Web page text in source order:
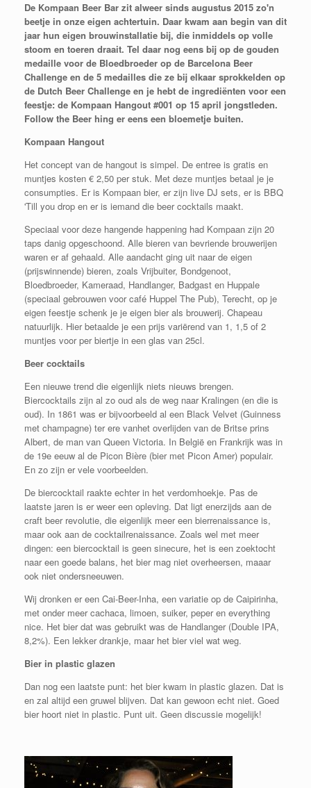
De Kompaan Beer Bar zit alweer sinds augustus 2015 zo'n
beetje in onze eigen achtertuin. Daar kwam aan begin van dit
jaar hun eigen brouwinstallatie bij, die inmiddels op volle
stoom en toeren draait. Tel daar nog eens bij op de gouden
medaille voor de Bloedbroeder op de Barcelona Beer
Challenge en de 5 medailles die ze bij elkaar sprokkelden op
de Dutch Beer Challenge en je hebt de ingrediënten voor een
feestje: de Kompaan Hangout #001 op 15 april jongstleden.
Follow the Beer hing er eens een bloemetje buiten.
Kompaan Hangout
Het concept van de hangout is simpel. De entree is gratis en
muntjes kosten € 2,50 per stuk. Met deze muntjes betaal je je
consumpties. Er is Kompaan bier, er zijn live DJ sets, er is BBQ
'Till you drop en er is iemand die beer cocktails maakt.
Speciaal voor deze hangende happening had Kompaan zijn 20
taps danig opgeschoond. Alle bieren van bevriende brouwerijen
waren er af gehaald. Alle aandacht ging uit naar de eigen
(prijswinnende) bieren, zoals Vrijbuiter, Bondgenoot,
Bloedbroeder, Kameraad, Handlanger, Badgast en Huppale
(speciaal gebrouwen voor café Huppel The Pub), Terecht, op je
eigen feestje schenk je je eigen bier als brouwerij. Chapeau
natuurlijk. Hier betaalde je een prijs variërend van 1, 1,5 of 2
muntjes voor per biertje in een glas van 25cl.
Beer cocktails
Een nieuwe trend die eigenlijk niets nieuws brengen.
Biercocktails zijn al zo oud als de weg naar Kralingen (en die is
oud). In 1861 was er bijvoorbeeld al een Black Velvet (Guinness
met champagne) ter ere vanhet overlijden van de Britse prins
Albert, de man van Queen Victoria. In België en Frankrijk was in
de 19e eeuw al de Picon Bière (bier met Picon Amer) populair.
En zo zijn er vele voorbeelden.
De biercocktail raakte echter in het verdomhoekje. Pas de
laatste jaren is er weer een opleving. Dat ligt enerzijds aan de
craft beer revolutie, die eigenlijk meer een bierrenaissance is,
maar ook aan de cocktailrenaissance. Zoals wel met meer
dingen: een biercocktail is geen sinecure, het is een zoektocht
naar een goede balans, het bier mag niet overheersen, maaar
ook niet ondersneeuwen.
Wij dronken er een Cai-Beer-Inha, een variatie op de Caipirinha,
met onder meer cachaca, limoen, suiker, peper en everything
nice. Het bier dat was gebruikt was de Handlanger (Double IPA,
8,2%). Een lekker drankje, maar het bier viel wat weg.
Bier in plastic glazen
Dan nog een laatste punt: het bier kwam in plastic glazen. Dat is
en zal altijd een gruwel blijven. Dat kan gewoon echt niet. Goed
bier hoort niet in plastic. Punt uit. Geen discussie mogelijk!